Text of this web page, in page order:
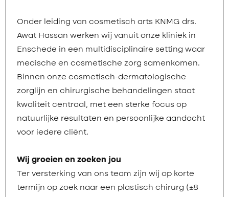
Onder leiding van cosmetisch arts KNMG drs.
Awat Hassan werken wij vanuit onze kliniek in
Enschede in een multidisciplinaire setting waar
medische en cosmetische zorg samenkomen.
Binnen onze cosmetisch-dermatologische
zorglijn en chirurgische behandelingen staat
kwaliteit centraal, met een sterke focus op
natuurlijke resultaten en persoonlijke aandacht
voor iedere cliënt.
Wij groeien en zoeken jou
Ter versterking van ons team zijn wij op korte
termijn op zoek naar een plastisch chirurg (±8